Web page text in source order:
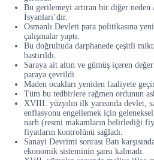
Bu gerilemeyi artıran bir diğer neden
İsyanları’dır.
Osmanlı Devleti para politikasına
çalışmalar yaptı.
Bu doğrultuda darphanede çeşitli
bastırıldı.
Saraya ait altın ve gümüş içeren
paraya çevrildi.
Maden ocakları yeniden faaliyete
Tüm bu tedbirlere rağmen ordunun
XVIII. yüzyılın ilk yarısında devlet,
enflasyonu engellemek için
narh (resmi makamların belirlediği
fiyatların kontrolünü sağladı.
Sanayi Devrimi sonrası Batı
ekonomik sisteminin şansı kalmadı.